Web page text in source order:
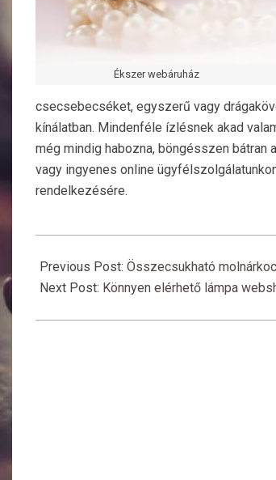
Ékszer webáruház
csecsebecséket, egyszerű vagy
kínálatban. Mindenféle ízlésnek akad
még mindig habozna, böngésszen
vagy ingyenes online
rendelkezésére.
11-
19
Previous Post: Összecsukható
Next Post: Könnyen elérhető lámpa